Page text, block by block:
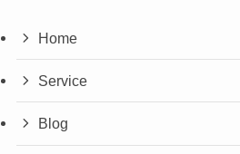
Home
Service
Blog